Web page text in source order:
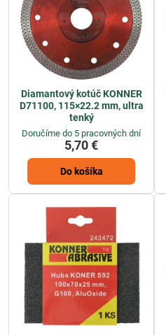
Diamantový kotúč KONNER
D71100, 115×22.2 mm, ultra
tenký
Doručíme do 5 pracovných dní
5,70 €
Do košíka